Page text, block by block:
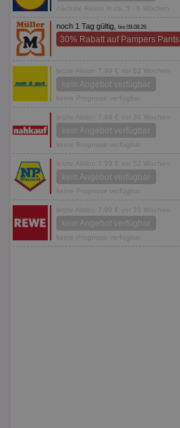
nächste Aktion in ca. 5 - 6 Wochen
noch 1 Tag gültig, bis 09.08.26
30% Rabatt auf Pampers Pants
letzte Aktion 7,99 € vor 52 Wochen
kein Angebot verfügbar
keine Prognose verfügbar
letzte Aktion 7,99 € vor 38 Wochen
kein Angebot verfügbar
keine Prognose verfügbar
letzte Aktion 7,99 € vor 52 Wochen
kein Angebot verfügbar
keine Prognose verfügbar
letzte Aktion 7,99 € vor 35 Wochen
kein Angebot verfügbar
keine Prognose verfügbar